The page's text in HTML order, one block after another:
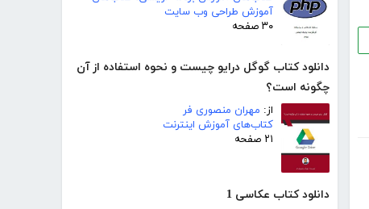
آموزش طراحی وب سایت
۳۰ صفحه
دانلود کتاب گوگل درایو چیست و نحوه استفاده از آن
چگونه است؟
از: مهران منصوری فر
کتاب‌های آموزش اینترنت
۲۱ صفحه
دانلود کتاب عکاسی 1